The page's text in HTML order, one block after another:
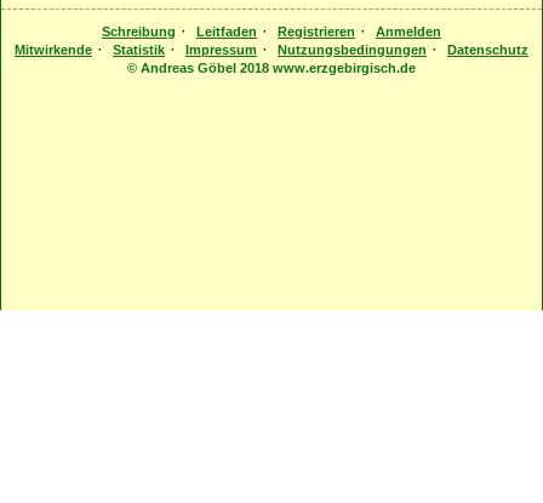
Schreibung · Leitfaden · Registrieren ·
Anmelden
Mitwirkende · Statistik · Impressum · Nutzungsbedingungen ·
Datenschutz
© Andreas Göbel 2018 www.erzgebirgisch.de